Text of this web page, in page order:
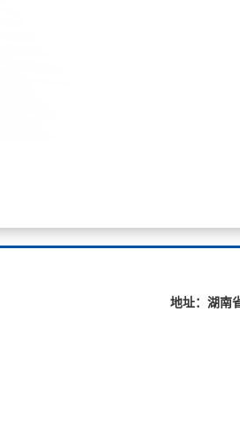
地址：湖南